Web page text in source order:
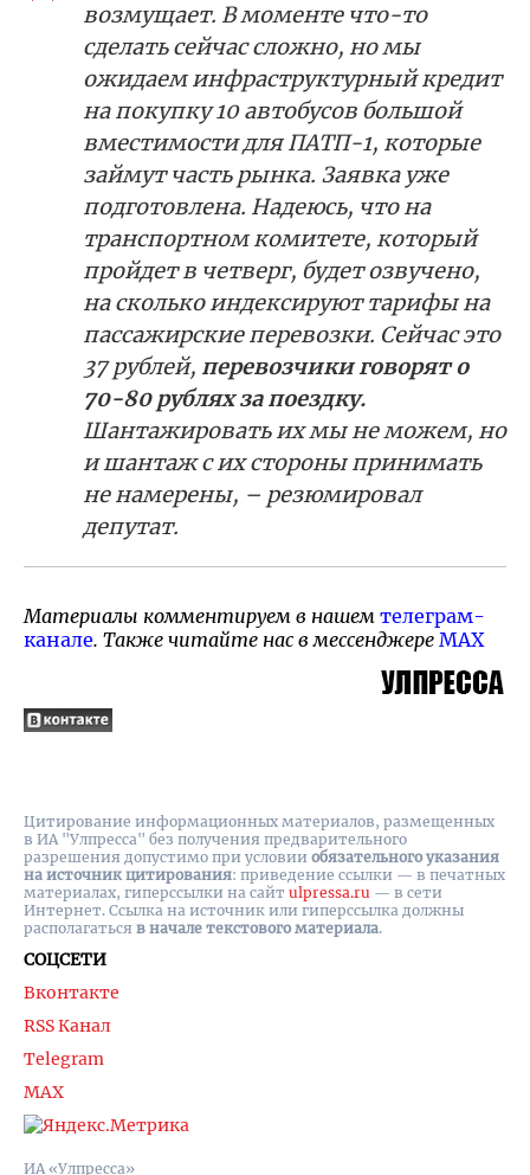
возмущает. В моменте что-то
сделать сейчас сложно, но мы
ожидаем инфраструктурный кредит
на покупку 10 автобусов большой
вместимости для ПАТП-1, которые
займут часть рынка. Заявка уже
подготовлена. Надеюсь, что на
транспортном комитете, который
пройдет в четверг, будет озвучено,
на сколько индексируют тарифы на
пассажирские перевозки. Сейчас это
37 рублей, перевозчики говорят о
70-80 рублях за поездку.
Шантажировать их мы не можем, но
и шантаж с их стороны принимать
не намерены, – резюмировал
депутат.
Материалы комментируем в нашем телеграм-
канале. Также читайте нас в мессенджере MAX
ИА «Улпресса»
СОЦСЕТИ
Вконтакте
RSS Канал
Telegram
MAX
Цитирование информационных материалов, размещенных
в ИА "Улпресса" без получения предварительного
разрешения допустимо при условии обязательного указания
на источник цитирования: приведение ссылки — в печатных
материалах, гиперссылки на cайт ulpressa.ru — в сети
Интернет. Ссылка на источник или гиперссылка должны
располагаться в начале текстового материала.